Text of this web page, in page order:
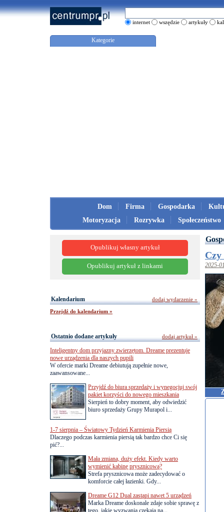
internet wszędzie artykuły
Kategorie
Dom Firma Gospodarka
Motoryzacja
Rozrywka Społeczeństwo
Czy
2025-
Opublikuj własny artykuł
Opublikuj artykuł z linkami
Kalendarium
Przejdź do kalendarium »
dodaj wydarzenie »
Ostatnio dodane artykuły
Inteligentny dom przyjazny zwierzętom. Dreame prezentuje
nowe urządzenia dla naszych pupili
W ofercie marki Dreame debiutują zupełnie nowe,
zaawansowane...
Przyjdź do biura sprzedaży i wynegocjuj swój
pakiet korzyści do nowego mieszkania
Sierpień to dobry moment, aby odwiedzić
biuro sprzedaży Grupy Murapol i...
1-7 sierpnia – Światowy Tydzień Karmienia Piersią
Dlaczego podczas karmienia piersią tak bardzo chce Ci się
pić?...
Mała zmiana, duży efekt. Kiedy warto
wymienić kabinę prysznicową?
Strefa prysznicowa może zadecydować o
komforcie całej łazienki. Gdy...
Dreame G12 Dual zastąpi nawet 5 urządzeń
Marka Dreame doskonale zdaje sobie sprawę z
tego, jakie wyzwania czekają na...
dodaj artykuł »